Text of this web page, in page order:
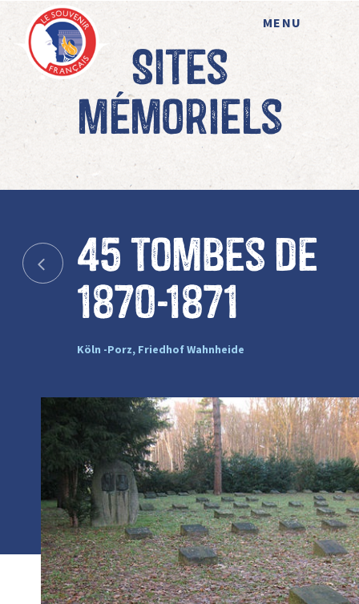
MENU
Sites
mémoriels
45 tombes de
1870-1871
Köln -Porz, Friedhof Wahnheide